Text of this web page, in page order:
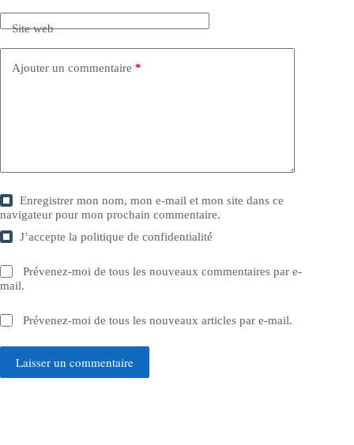
Site web
Ajouter un commentaire *
Enregistrer mon nom, mon e-mail et mon site dans ce
navigateur pour mon prochain commentaire.
J’accepte lapolitique de confidentialité
Prévenez-moi de tous les nouveaux commentaires par e-
mail.
Prévenez-moi de tous les nouveaux articles par e-mail.
Laisser un commentaire